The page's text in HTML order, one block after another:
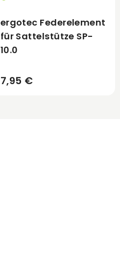
ergotec Federelement
für Sattelstütze SP-
10.0
7,95 €